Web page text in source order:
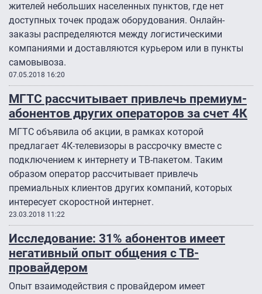
жителей небольших населенных пунктов, где нет
доступных точек продаж оборудования. Онлайн-
заказы распределяются между логистическими
компаниями и доставляются курьером или в пункты
самовывоза.
07.05.2018 16:20
МГТС рассчитывает привлечь премиум-
абонентов других операторов за счет 4К
МГТС объявила об акции, в рамках которой
предлагает 4К-телевизоры в рассрочку вместе с
подключением к интернету и ТВ-пакетом. Таким
образом оператор рассчитывает привлечь
премиальных клиентов других компаний, которых
интересует скоростной интернет.
23.03.2018 11:22
Исследование: 31% абонентов имеет
негативный опыт общения с ТВ-
провайдером
Опыт взаимодействия с провайдером имеет